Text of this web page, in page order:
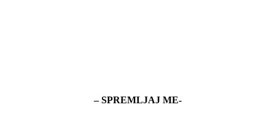
– SPREMLJAJ ME-